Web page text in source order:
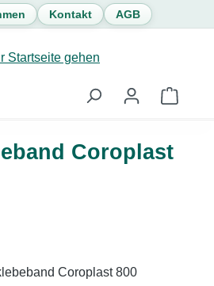
Kontakt AGB
Coroplast